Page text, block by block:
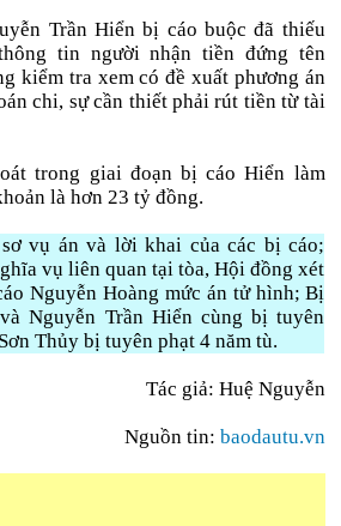
Trần Hiển bị cáo buộc đã thiếu
tin người nhận tiền đứng tên
kiểm tra xem có đề xuất phương án
chi, sự cần thiết phải rút tiền từ tài
trong giai đoạn bị cáo Hiển làm
là hơn 23 tỷ đồng.
vụ án và lời khai của các bị cáo;
vụ liên quan tại tòa, Hội đồng xét
Nguyễn Hoàng mức án tử hình; Bị
Nguyễn Trần Hiển cùng bị tuyên
Thủy bị tuyên phạt 4 năm tù.
Tác giả: Huệ Nguyễn
Nguồn tin: baodautu.vn